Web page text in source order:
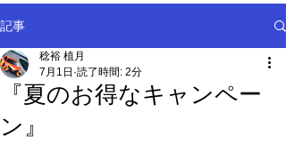
記事
『夏のお得なキャンペー
ン』
稔裕 植月
7月1日 読了時間: 2分